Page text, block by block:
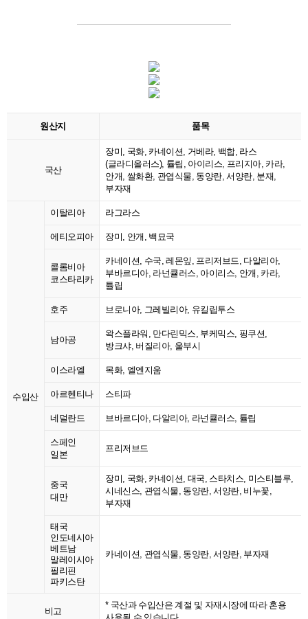
원산지 품목
국산
장미, 국화, 카네이션, 거베라, 백합, 라스
(글라디올러스), 튤립, 아이리스, 프리지아, 카라,
안개, 쌀화환, 관엽식물, 동양란, 서양란, 분재,
부자재
수입산
이탈리아 라그라스
에티오피아 장미, 안개, 백묘국
콜롬비아
코스타리카
카네이션, 수국, 레몬잎, 프리저브드, 다알리아,
부바르디아, 라넌큘러스, 아이리스, 안개, 카라,
튤립
호주 브로니아, 그레빌리아, 유킬립투스
남아공
왁스플라워, 만다린믹스, 부케믹스, 핑쿠션,
방크샤, 버질리아, 울부시
이스라엘 목화, 엘엔지움
아르헨티나 스티파
네덜란드 브바르디아, 다알리아, 라넌큘러스, 튤립
스페인
일본
프리저브드
중국
대만
장미, 국화, 카네이션, 대국, 스타치스, 미스티블루,
시네신스, 관엽식물, 동양란, 서양란, 비누꽃,
부자재
태국
인도네시아
베트남
말레이시아
필리핀
파키스탄
카네이션, 관엽식물, 동양란, 서양란, 부자재
비고
* 국산과 수입산은 계절 및 자재시장에 따라 혼용